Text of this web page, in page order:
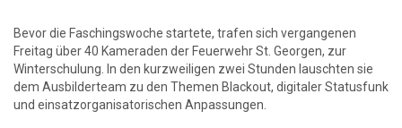
Bevor die Faschingswoche startete, trafen sich vergangenen
Freitag über 40 Kameraden der Feuerwehr St. Georgen, zur
Winterschulung. In den kurzweiligen zwei Stunden lauschten sie
dem Ausbilderteam zu den Themen Blackout, digitaler Statusfunk
und einsatzorganisatorischen Anpassungen.